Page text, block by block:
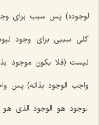
لوجوده) پس سبب براى
كلى سببى براى وجود
نیست (فلا یکون موجودا
واجب الوجود بذاته)پس
الوجود هو الوجود الذى